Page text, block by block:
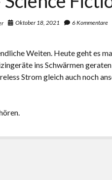
Oktober 18, 2021 6 Kommentare
Weiten. Heute geht es
ins Schwärmen
Strom gleich auch noch